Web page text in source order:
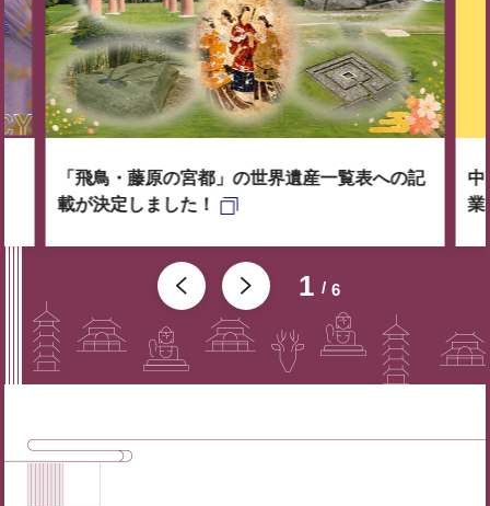
1 6
「飛鳥・藤原の宮都」の世界遺産一覧表への記
載が決定しました！
中
業